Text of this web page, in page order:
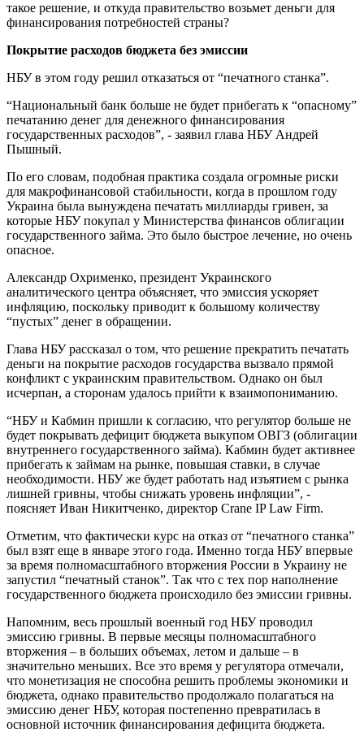
такое решение, и откуда правительство возьмет деньги для
финансирования потребностей страны?
Покрытие расходов бюджета без эмиссии
НБУ в этом году решил отказаться от “печатного станка”.
“Национальный банк больше не будет прибегать к “опасному”
печатанию денег для денежного финансирования
государственных расходов”, - заявил глава НБУ Андрей
Пышный.
По его словам, подобная практика создала огромные риски
для макрофинансовой стабильности, когда в прошлом году
Украина была вынуждена печатать миллиарды гривен, за
которые НБУ покупал у Министерства финансов облигации
государственного займа. Это было быстрое лечение, но очень
опасное.
Александр Охрименко, президент Украинского
аналитического центра объясняет, что эмиссия ускоряет
инфляцию, поскольку приводит к большому количеству
“пустых” денег в обращении.
Глава НБУ рассказал о том, что решение прекратить печатать
деньги на покрытие расходов государства вызвало прямой
конфликт с украинским правительством. Однако он был
исчерпан, а сторонам удалось прийти к взаимопониманию.
“НБУ и Кабмин пришли к согласию, что регулятор больше не
будет покрывать дефицит бюджета выкупом ОВГЗ (облигации
внутреннего государственного займа). Кабмин будет активнее
прибегать к займам на рынке, повышая ставки, в случае
необходимости. НБУ же будет работать над изъятием с рынка
лишней гривны, чтобы снижать уровень инфляции”, -
поясняет Иван Никитченко, директор Crane IP Law Firm.
Отметим, что фактически курс на отказ от “печатного станка”
был взят еще в январе этого года. Именно тогда НБУ впервые
за время полномасштабного вторжения России в Украину не
запустил “печатный станок”. Так что с тех пор наполнение
государственного бюджета происходило без эмиссии гривны.
Напомним, весь прошлый военный год НБУ проводил
эмиссию гривны. В первые месяцы полномасштабного
вторжения – в больших объемах, летом и дальше – в
значительно меньших. Все это время у регулятора отмечали,
что монетизация не способна решить проблемы экономики и
бюджета, однако правительство продолжало полагаться на
эмиссию денег НБУ, которая постепенно превратилась в
основной источник финансирования дефицита бюджета.